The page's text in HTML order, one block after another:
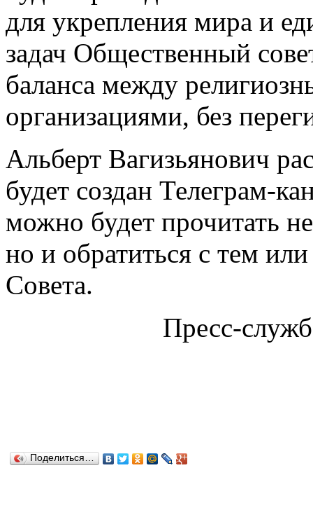
для укрепления мира и
задач Общественный
баланса между
организациями, без
Альберт Вагизьянович
будет создан Телеграм-
можно будет прочитать
но и обратиться с тем
Совета.
Пресс-
Поделиться…